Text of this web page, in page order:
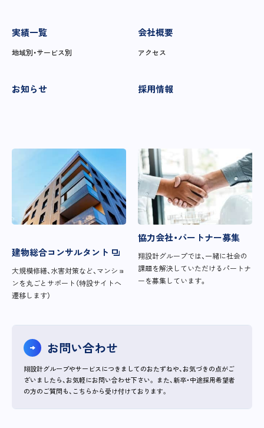
実績一覧
地域別・サービス別
会社概要
アクセス
お知らせ 採用情報
建物総合コンサルタント
大規模修繕、水害対策など、マンショ
ンを丸ごとサポート（特設サイトへ
遷移します）
協力会社・パートナー募集
翔設計グループでは、一緒に社会の
課題を解決していただけるパートナ
ーを募集しています。
お問い合わせ
翔設計グループやサービスにつきましてのおたずねや、お気づきの点がご
ざいましたら、お気軽にお問い合わせ下さい。 また、新卒・中途採用希望者
の方のご質問も、こちらから受け付けております。